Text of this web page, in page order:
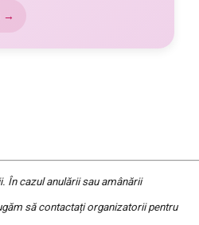
→
În cazul anulării sau amânării
să contactați organizatorii pentru